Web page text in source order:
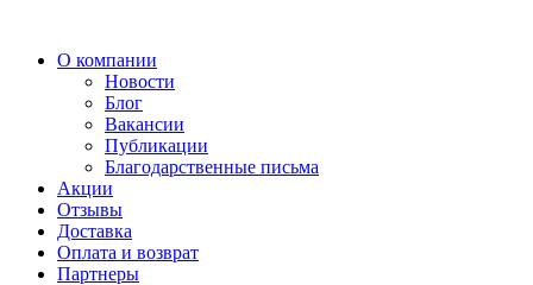
О компании
Новости
Блог
Вакансии
Публикации
Благодарственные письма
Акции
Отзывы
Доставка
Оплата и возврат
Партнеры